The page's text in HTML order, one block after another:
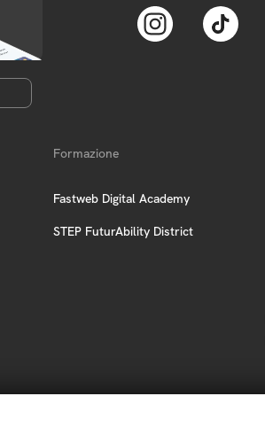
Formazione
Fastweb Digital Academy
STEP FuturAbility District